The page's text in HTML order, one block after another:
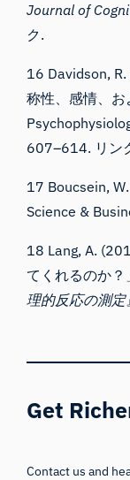
Journal of
ク.
16 Davidson,
称性、感情、
607–614. リン
17 Boucsein,
Science &
18 Lang, A.
てくれるのか？
理的反応の測定
Get
Contact us and